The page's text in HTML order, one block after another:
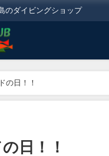
のダイビングショップ
の日！！
日！！